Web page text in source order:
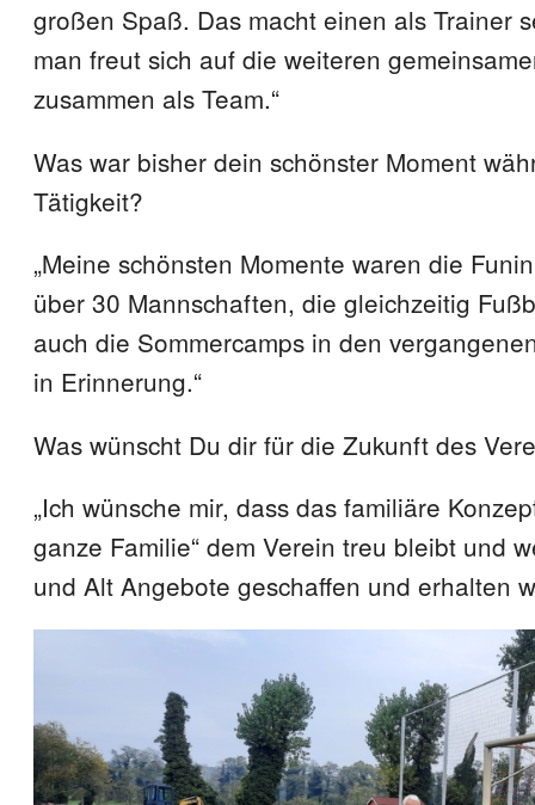
großen Spaß. Das macht einen als Trainer
man freut sich auf die weiteren
zusammen als Team.“
Was war bisher dein schönster Moment
Tätigkeit?
„Meine schönsten Momente waren die
über 30 Mannschaften, die gleichzeitig
auch die Sommercamps in den
in Erinnerung.“
Was wünscht Du dir für die Zukunft des
„Ich wünsche mir, dass das familiäre
ganze Familie“ dem Verein treu bleibt und
und Alt Angebote geschaffen und erhalten